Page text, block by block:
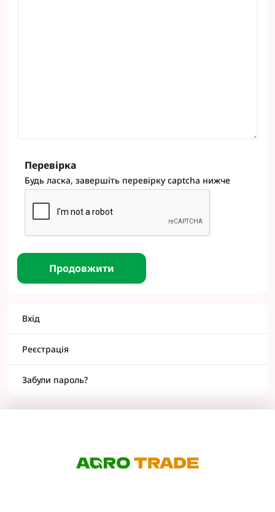
Перевірка
Будь ласка, завершіть перевірку captcha нижче
Продовжити
Вхід
Реєстрація
Забули пароль?